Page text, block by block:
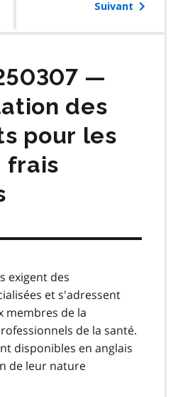
table
Suivant
—
des
pour les
frais
exigent des
et s'adressent
membres de la
de la santé.
disponibles en anglais
de leur nature